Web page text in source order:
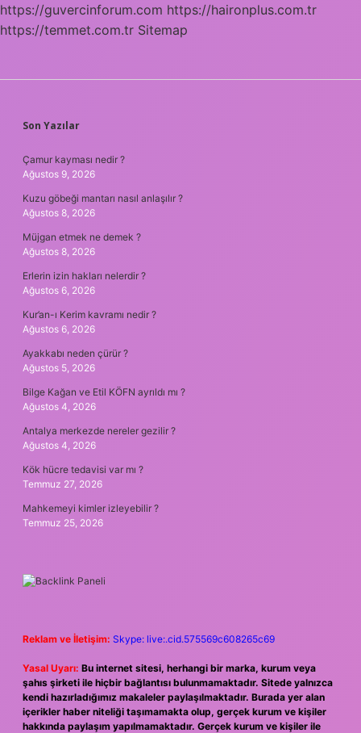
https://guvercinforum.com https://haironplus.com.tr
https://temmet.com.tr Sitemap
SIDEBAR
Son Yazılar
Çamur kayması nedir ?
Ağustos 9, 2026
Kuzu göbeği mantarı nasıl anlaşılır ?
Ağustos 8, 2026
Müjgan etmek ne demek ?
Ağustos 8, 2026
Erlerin izin hakları nelerdir ?
Ağustos 6, 2026
Kur’an-ı Kerim kavramı nedir ?
Ağustos 6, 2026
Ayakkabı neden çürür ?
Ağustos 5, 2026
Bilge Kağan ve Etil KÖFN ayrıldı mı ?
Ağustos 4, 2026
Antalya merkezde nereler gezilir ?
Ağustos 4, 2026
Kök hücre tedavisi var mı ?
Temmuz 27, 2026
Mahkemeyi kimler izleyebilir ?
Temmuz 25, 2026
Reklam ve İletişim: Skype: live:.cid.575569c608265c69
Yasal Uyarı: Bu internet sitesi, herhangi bir marka, kurum veya
şahıs şirketi ile hiçbir bağlantısı bulunmamaktadır. Sitede yalnızca
kendi hazırladığımız makaleler paylaşılmaktadır. Burada yer alan
içerikler haber niteliği taşımamakta olup, gerçek kurum ve kişiler
hakkında paylaşım yapılmamaktadır. Gerçek kurum ve kişiler ile